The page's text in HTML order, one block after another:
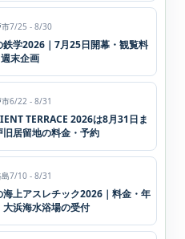
7/25 - 8/30
鉄学2026｜7月25日開幕・観覧料
末企画
6/22 - 8/31
TERRACE 2026は8月31日ま
旧居留地の料金・予約
7/10 - 8/31
海上アスレチック2026｜料金・年
大浜海水浴場の受付